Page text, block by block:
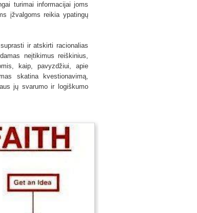
turimai informacijai joms
įžvalgoms reikia ypatingų
ir atskirti racionalias
neįtikimus reiškinius,
kaip, pavyzdžiui, apie
skatina kvestionavimą,
jų svarumo ir logiškumo